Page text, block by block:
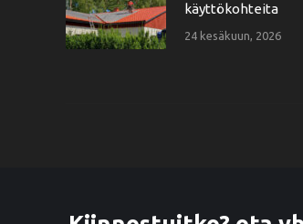
käyttökohteita
24 kesäkuun, 2026